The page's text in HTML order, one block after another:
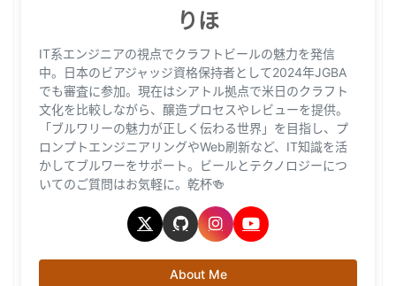
りほ
IT系エンジニアの視点でクラフトビールの魅力を発信
中。日本のビアジャッジ資格保持者として2024年JGBA
でも審査に参加。現在はシアトル拠点で米日のクラフト
文化を比較しながら、醸造プロセスやレビューを提供。
「ブルワリーの魅力が正しく伝わる世界」を目指し、プ
ロンプトエンジニアリングやWeb刷新など、IT知識を活
かしてブルワーをサポート。ビールとテクノロジーにつ
いてのご質問はお気軽に。乾杯🍻
About Me